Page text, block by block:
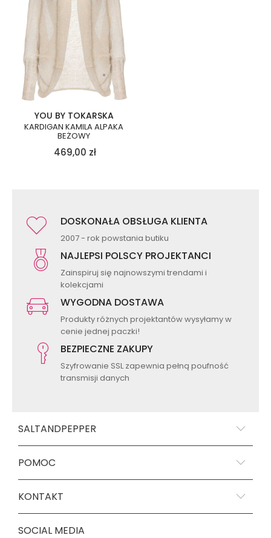
YOU BY TOKARSKA
KARDIGAN KAMILA ALPAKA
BEŻOWY
469,00 zł
DOSKONAŁA OBSŁUGA KLIENTA
2007 - rok powstania butiku
NAJLEPSI POLSCY PROJEKTANCI
Zainspiruj się najnowszymi trendami i
kolekcjami
WYGODNA DOSTAWA
Produkty różnych projektantów wysyłamy w
cenie jednej paczki!
BEZPIECZNE ZAKUPY
Szyfrowanie SSL zapewnia pełną poufność
transmisji danych
SALTANDPEPPER
POMOC
KONTAKT
SOCIAL MEDIA